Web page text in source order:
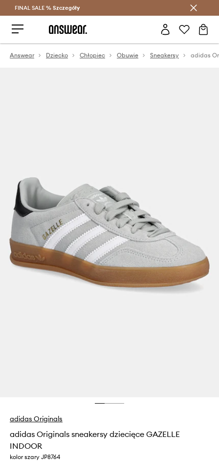
Oszczędzaj z Answear Club >
FINAL SALE % Szczegóły
Answear Dziecko Chłopiec Obuwie Sneakersy
adidas Originals
adidas Originals sneakersy dziecięce GAZELLE
INDOOR
kolor szary JP8764